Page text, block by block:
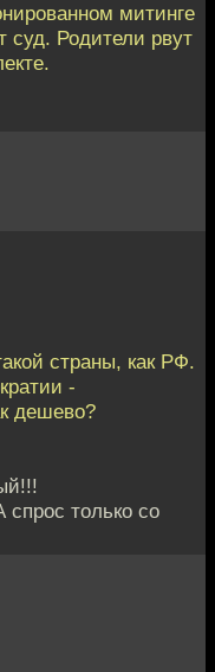
митинге
суд. Родители рвут
страны, как РФ.
-
дешево?
спрос только со